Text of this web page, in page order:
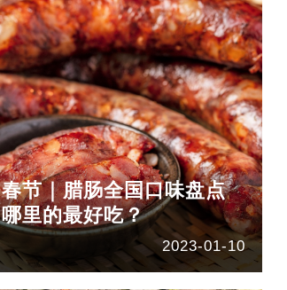
春节｜腊肠全国口味盘点
哪里的最好吃？
2023-01-10